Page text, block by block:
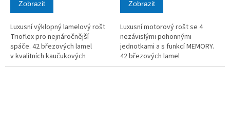
Zobrazit
Luxusní výklopný lamelový rošt
Trioflex pro nejnáročnější
spáče. 42 březových lamel
v kvalitních kaučukových
pouzdrech.
Zobrazit
Luxusní motorový rošt se 4
nezávislými pohonnými
jednotkami a s funkcí MEMORY.
42 březových lamel
v kvalitních kaučukových